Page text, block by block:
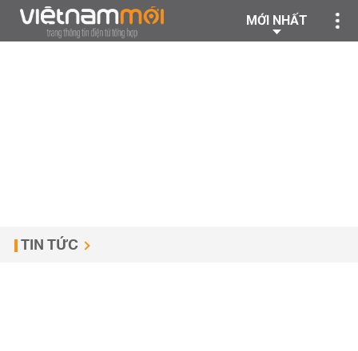
MỚI NHẤT
TIN TỨC